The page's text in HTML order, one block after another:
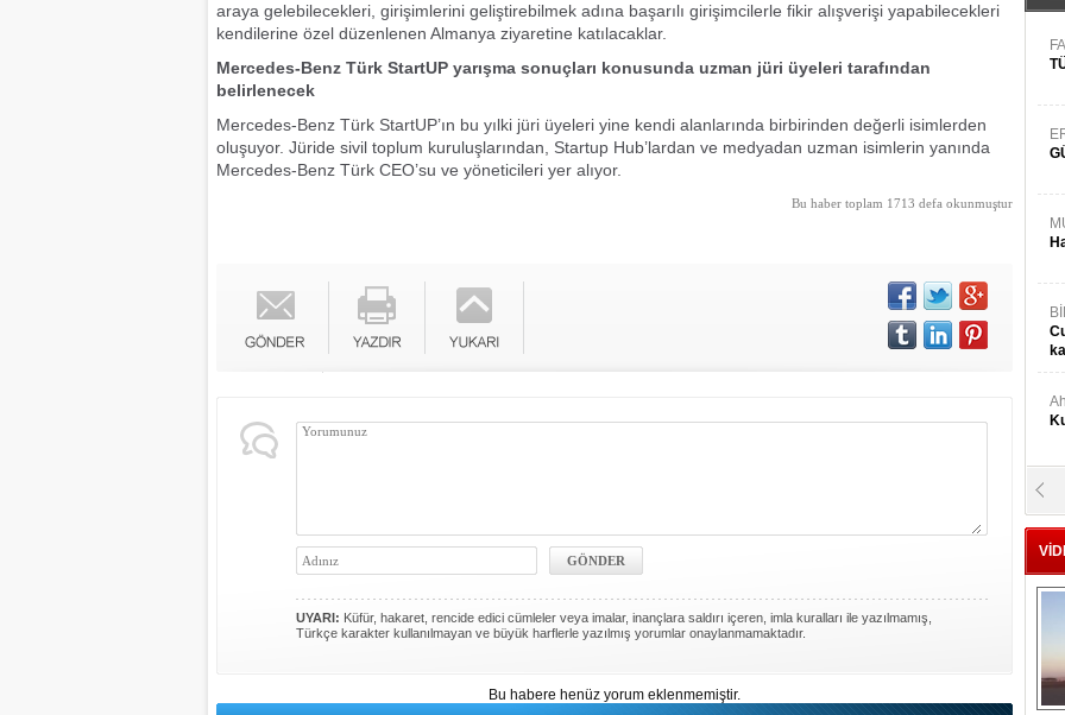
araya gelebilecekleri, girişimlerini geliştirebilmek adına başarılı girişimcilerle fikir alışverişi yapabilecekleri
kendilerine özel düzenlenen Almanya ziyaretine katılacaklar.
Mercedes-Benz Türk StartUP yarışma sonuçları konusunda uzman jüri üyeleri tarafından
belirlenecek
Mercedes-Benz Türk StartUP’ın bu yılki jüri üyeleri yine kendi alanlarında birbirinden değerli isimlerden
oluşuyor. Jüride sivil toplum kuruluşlarından, Startup Hub’lardan ve medyadan uzman isimlerin yanında
Mercedes-Benz Türk CEO’su ve yöneticileri yer alıyor.
Bu haber toplam 1713 defa okunmuştur
UYARI: Küfür, hakaret, rencide edici cümleler veya imalar, inançlara saldırı içeren, imla kuralları ile yazılmamış,
Türkçe karakter kullanılmayan ve büyük harflerle yazılmış yorumlar onaylanmamaktadır.
Bu habere henüz yorum eklenmemiştir.